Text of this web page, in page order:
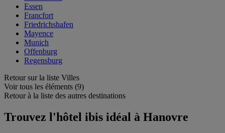
Essen
Francfort
Friedrichshafen
Mayence
Munich
Offenburg
Regensburg
Retour sur la liste Villes
Voir tous les éléments (9)
Retour à la liste des autres destinations
Trouvez l'hôtel ibis idéal à Hanovre